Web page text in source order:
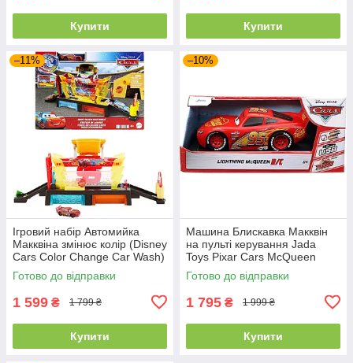
Купити Купити
–11%
Ігровий набір Автомийка
Макквіна змінює колір (Disney
Cars Color Change Car Wash)
від Mattel
Готово до відправки
1 599 ₴ 1 799 ₴
Купити
–10%
Машина Блискавка Макквін
на пульті керування Jada
Toys Pixar Cars McQueen
Готово до відправки
1 795 ₴ 1 999 ₴
Купити